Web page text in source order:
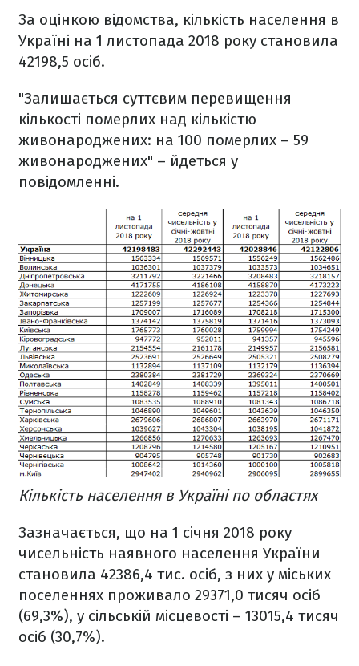
За оцінкою відомства, кількість населення в
Україні на 1 листопада 2018 року становила
42198,5 осіб.
"Залишається суттєвим перевищення
кількості померлих над кількістю
живонароджених: на 100 померлих – 59
живонароджених" – йдеться у
повідомленні.
Кількість населення в Україні по областях
Зазначається, що на 1 січня 2018 року
чисельність наявного населення України
становила 42386,4 тис. осіб, з них у міських
поселеннях проживало 29371,0 тисяч осіб
(69,3%), у сільській місцевості – 13015,4 тисяч
осіб (30,7%).